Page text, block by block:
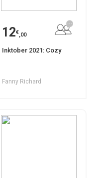
12€,00
Inktober 2021: Cozy
Fanny Richard